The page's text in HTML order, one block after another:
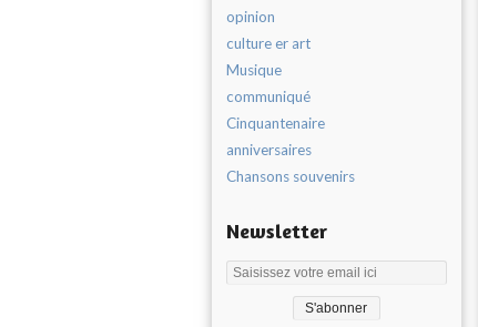
opinion
culture er art
Musique
communiqué
Cinquantenaire
anniversaires
Chansons souvenirs
Newsletter